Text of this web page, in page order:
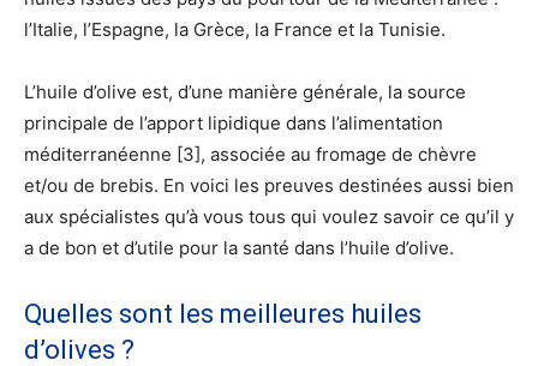
l’Italie, l’Espagne, la Grèce, la France et la Tunisie.
L’huile d’olive est, d’une manière générale, la source
principale de l’apport lipidique dans l’alimentation
méditerranéenne [3], associée au fromage de chèvre
et/ou de brebis. En voici les preuves destinées aussi bien
aux spécialistes qu’à vous tous qui voulez savoir ce qu’il y
a de bon et d’utile pour la santé dans l’huile d’olive.
Quelles sont les meilleures huiles
d’olives ?